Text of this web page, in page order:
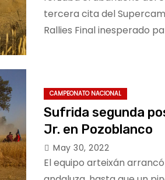
tercera cita del
Rallies Final inesperado
CAMPEONATO NACIONAL
Sufrida segunda
Jr. en Pozoblanco
May 30, 2022
El equipo arteixán